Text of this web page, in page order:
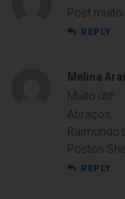
Post muito
REPLY
Melina
Muito útil!
Abraços,
Raimundo
Postos
REPLY